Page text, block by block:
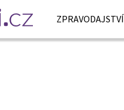
ZPRAVODAJSTVÍ